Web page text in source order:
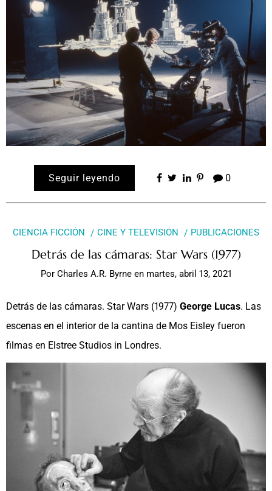
Seguir leyendo 0
CIENCIA FICCIÓN CINE Y TELEVISIÓN PUBLICACIONES
Detrás de las cámaras: Star Wars (1977)
Por Charles A.R. Byrne en martes, abril 13, 2021
Detrás de las cámaras. Star Wars (1977) George Lucas. Las
escenas en el interior de la cantina de Mos Eisley fueron
filmas en Elstree Studios in Londres.